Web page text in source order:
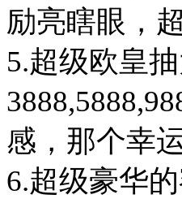
励亮瞎眼，
5.超级欧皇
感，那个幸
6.超级豪华